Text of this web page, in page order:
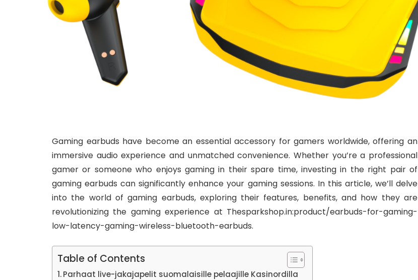
Gaming earbuds have become an essential accessory for gamers worldwide, offering an
immersive audio experience and unmatched convenience. Whether you’re a professional
gamer or someone who enjoys gaming in their spare time, investing in the right pair of
gaming earbuds can significantly enhance your gaming sessions. In this article, we’ll delve
into the world of gaming earbuds, exploring their features, benefits, and how they are
revolutionizing the gaming experience at Thesparkshop.in:product/earbuds-for-gaming-
low-latency-gaming-wireless-bluetooth-earbuds.
Table of Contents
Parhaat live-jakajapelit suomalaisille pelaajille Kasinordilla